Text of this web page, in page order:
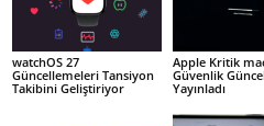
watchOS 27
Güncellemeleri Tansiyon
Takibini Geliştiriyor
Apple Kritik
Güvenlik
Yayınladı